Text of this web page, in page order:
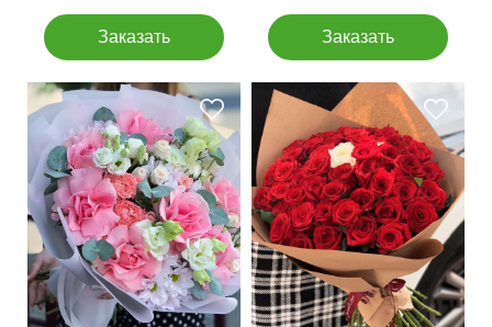
Вывернутые розы,
лизиантусы (эустома),
гвоздика
Всегда в наличии